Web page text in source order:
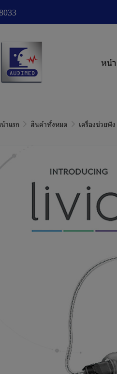
หน้
าแรก สินค้าทั้งหมด เครื่องช่วยฟั